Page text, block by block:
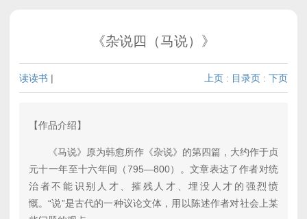
《杂说四（马说）》
读读书 | 上页 : 目录页 : 下页
【作品介绍】
《马说》原为韩愈所作《杂说》的第四篇，大约作于贞
元十一年至十六年间（795—800）。文章表达了作者对统
治者不能识别人才、摧残人才、埋没人才的强烈愤
慨。“说”是古代的一种议论文体，用以陈述作者对社会上某